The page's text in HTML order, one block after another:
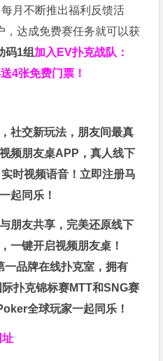
月不断推出福利反馈活
，达成免费赛任务就可以获
码1组 加入EV扑克战队：
4张免费门票！
社交新玩法，朋友间最真
频朋友桌APP，真人线下
时视频语音！立即注册马
起同乐！
朋友共享，完美还原线下
一键开启视频朋友桌！
品牌在线扑克室，拥有
扑克锦标赛MTT和SNG赛
全球玩家一起同乐！